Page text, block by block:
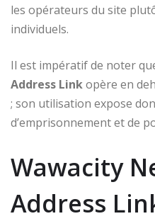
les opérateurs du site
individuels.
Il est impératif de noter
Address Linkopère en
; son utilisation expose
d’emprisonnement et de
Wawacity
Address